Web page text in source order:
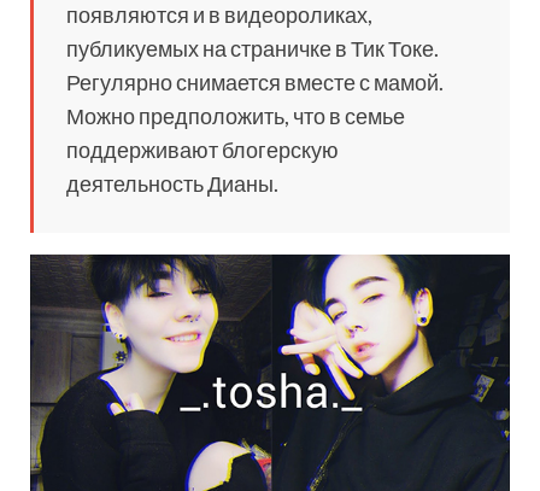
появляются и в видеороликах,
публикуемых на страничке в Тик Токе.
Регулярно снимается вместе с мамой.
Можно предположить, что в семье
поддерживают блогерскую
деятельность Дианы.